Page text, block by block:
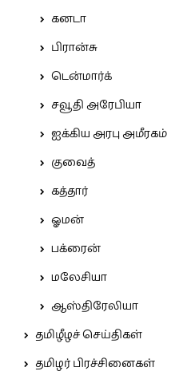
கனடா
பிரான்சு
டென்மார்க்
சவூதி அரேபியா
ஐக்கிய அரபு அமீரகம்
குவைத்
கத்தார்
ஓமன்
பக்ரைன்
மலேசியா
ஆஸ்திரேலியா
தமிழீழச் செய்திகள்
தமிழர் பிரச்சினைகள்